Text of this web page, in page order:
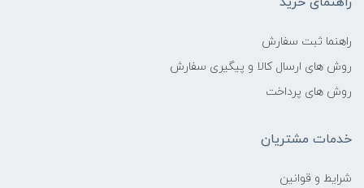
راهنما ثبت سفارش
روش های ارسال کالا و پیگیری سفارش
روش های پرداخت
خدمات مشتریان
شرایط و قوانین